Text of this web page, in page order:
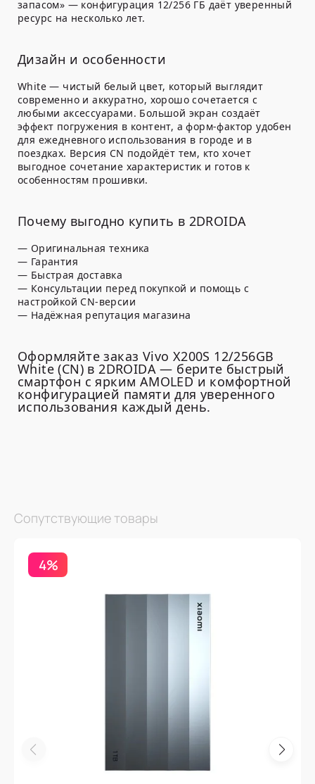
запасом» — конфигурация 12/256 ГБ даёт уверенный
ресурс на несколько лет.
Дизайн и особенности
White — чистый белый цвет, который выглядит
современно и аккуратно, хорошо сочетается с
любыми аксессуарами. Большой экран создаёт
эффект погружения в контент, а форм-фактор удобен
для ежедневного использования в городе и в
поездках. Версия CN подойдёт тем, кто хочет
выгодное сочетание характеристик и готов к
особенностям прошивки.
Почему выгодно купить в 2DROIDA
— Оригинальная техника
— Гарантия
— Быстрая доставка
— Консультации перед покупкой и помощь с
настройкой CN-версии
— Надёжная репутация магазина
Оформляйте заказ Vivo X200S 12/256GB
White (CN) в 2DROIDA — берите быстрый
смартфон с ярким AMOLED и комфортной
конфигурацией памяти для уверенного
использования каждый день.
Сопутствующие товары
4%